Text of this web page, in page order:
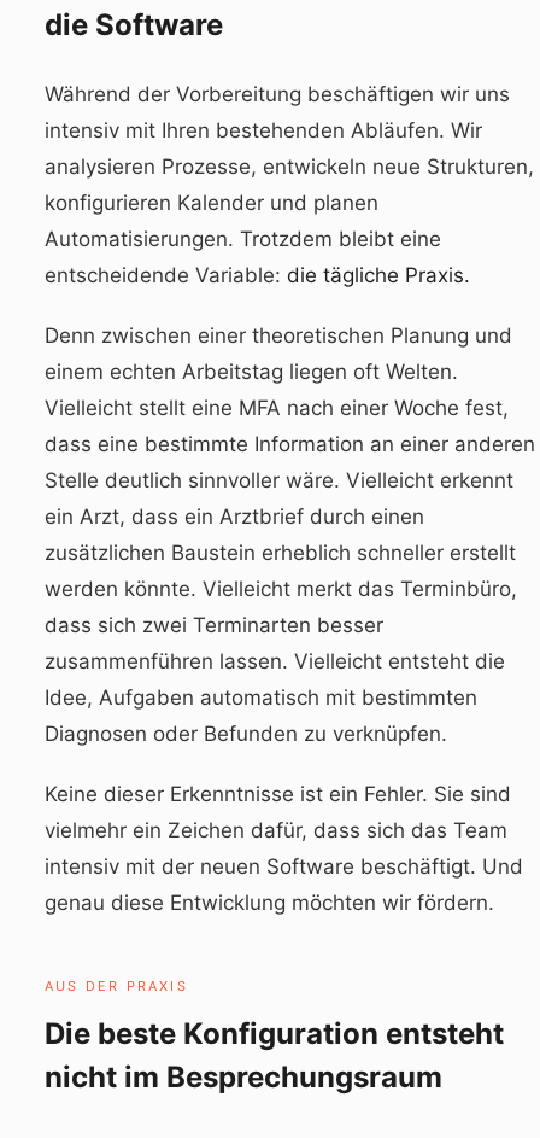
die Software
Während der Vorbereitung beschäftigen wir uns
intensiv mit Ihren bestehenden Abläufen. Wir
analysieren Prozesse, entwickeln neue Strukturen,
konfigurieren Kalender und planen
Automatisierungen. Trotzdem bleibt eine
entscheidende Variable: die tägliche Praxis.
Denn zwischen einer theoretischen Planung und
einem echten Arbeitstag liegen oft Welten.
Vielleicht stellt eine MFA nach einer Woche fest,
dass eine bestimmte Information an einer anderen
Stelle deutlich sinnvoller wäre. Vielleicht erkennt
ein Arzt, dass ein Arztbrief durch einen
zusätzlichen Baustein erheblich schneller erstellt
werden könnte. Vielleicht merkt das Terminbüro,
dass sich zwei Terminarten besser
zusammenführen lassen. Vielleicht entsteht die
Idee, Aufgaben automatisch mit bestimmten
Diagnosen oder Befunden zu verknüpfen.
Keine dieser Erkenntnisse ist ein Fehler. Sie sind
vielmehr ein Zeichen dafür, dass sich das Team
intensiv mit der neuen Software beschäftigt. Und
genau diese Entwicklung möchten wir fördern.
AUS DER PRAXIS
Die beste Konfiguration entsteht
nicht im Besprechungsraum